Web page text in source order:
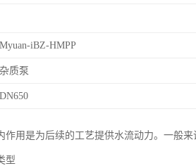
Myuan-iBZ-HMPP
杂质泵
DN650
作用是为后续的工艺提供水流动力。一般
型